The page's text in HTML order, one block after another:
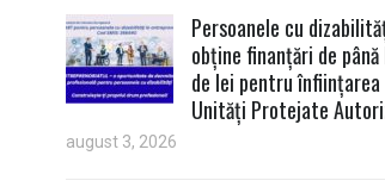
Persoanele cu
obține finanțări de
de lei pentru înființarea
Unități Protejate
august 3, 2026